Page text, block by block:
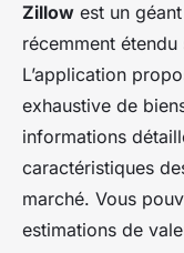
Zillow est un
récemment
L’application
exhaustive de
informations
caractéristiques
marché. Vous
estimations de